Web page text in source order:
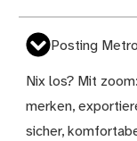
Posting
Nix los? Mit
merken,
sicher,